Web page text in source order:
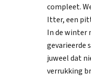
compleet.
Itter, een
In de winter
gevarieerde
juweel dat
verrukking